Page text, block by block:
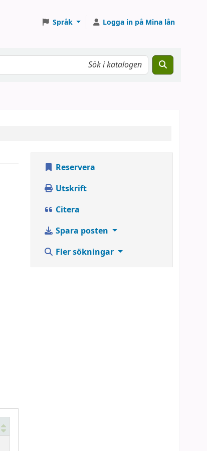
Språk Logga in på Mina lån
Reservera
Utskrift
Citera
Spara posten
Fler sökningar